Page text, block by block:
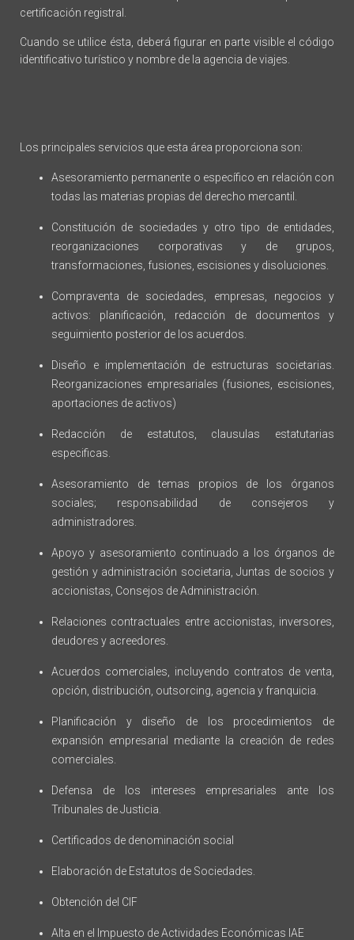
certificación registral.
Cuando se utilice ésta, deberá figurar en parte visible el código
identificativo turístico y nombre de la agencia de viajes.
Los principales servicios que esta área proporciona son:
Asesoramiento permanente o específico en relación con
todas las materias propias del derecho mercantil.
Constitución de sociedades y otro tipo de entidades,
reorganizaciones corporativas y de grupos,
transformaciones, fusiones, escisiones y disoluciones.
Compraventa de sociedades, empresas, negocios y
activos: planificación, redacción de documentos y
seguimiento posterior de los acuerdos.
Diseño e implementación de estructuras societarias.
Reorganizaciones empresariales (fusiones, escisiones,
aportaciones de activos)
Redacción de estatutos, clausulas estatutarias
especificas.
Asesoramiento de temas propios de los órganos
sociales; responsabilidad de consejeros y
administradores.
Apoyo y asesoramiento continuado a los órganos de
gestión y administración societaria, Juntas de socios y
accionistas, Consejos de Administración.
Relaciones contractuales entre accionistas, inversores,
deudores y acreedores.
Acuerdos comerciales, incluyendo contratos de venta,
opción, distribución, outsorcing, agencia y franquicia.
Planificación y diseño de los procedimientos de
expansión empresarial mediante la creación de redes
comerciales.
Defensa de los intereses empresariales ante los
Tribunales de Justicia.
Certificados de denominación social
Elaboración de Estatutos de Sociedades.
Obtención del CIF
Alta en el Impuesto de Actividades Económicas IAE